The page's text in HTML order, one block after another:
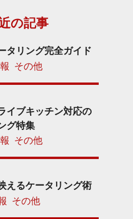
の記事
タリング完全ガイド
その他
イブキッチン対応の
グ特集
その他
えるケータリング術
その他